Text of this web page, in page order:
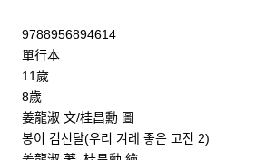
9788956894614
單行本
11歲
8歲
姜龍淑 文/桂昌勳 圖
봉이 김선달(우리 겨레 좋은 고전 2)